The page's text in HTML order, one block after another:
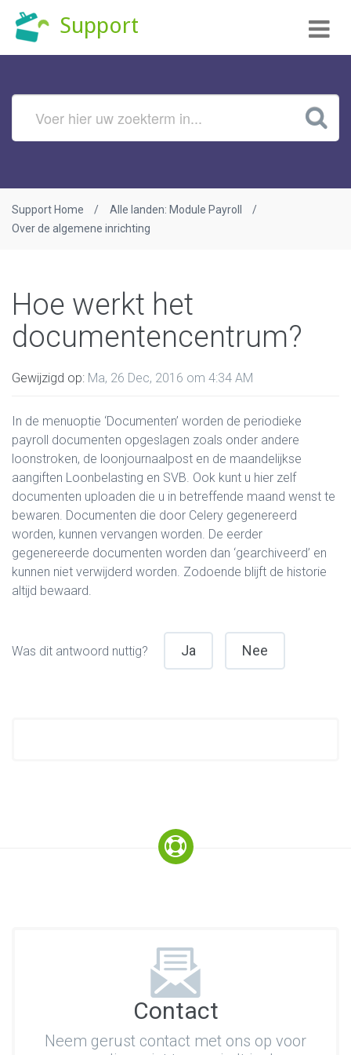
Support
Support Home
Alle landen: Module Payroll
Over de algemene inrichting
Hoe werkt het
documentencentrum?
Gewijzigd op: Ma, 26 Dec, 2016 om 4:34 AM
In de menuoptie ‘Documenten’ worden de periodieke
payroll documenten opgeslagen zoals onder andere
loonstroken, de loonjournaalpost en de maandelijkse
aangiften Loonbelasting en SVB. Ook kunt u hier zelf
documenten uploaden die u in betreffende maand wenst te
bewaren. Documenten die door Celery gegenereerd
worden, kunnen vervangen worden. De eerder
gegenereerde documenten worden dan ‘gearchiveerd’ en
kunnen niet verwijderd worden. Zodoende blijft de historie
altijd bewaard.
Was dit antwoord nuttig? Ja Nee
Contact
Neem gerust contact met ons op voor